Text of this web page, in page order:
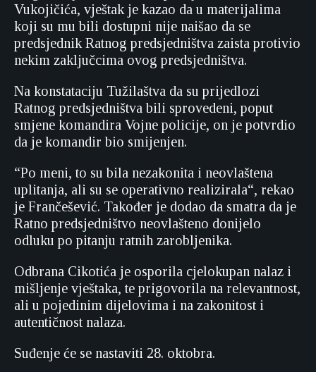
Vukojičića, vještak je kazao da u materijalima
koji su mu bili dostupni nije naišao da se
predsjednik Ratnog predsjedništva zaista protivio
nekim zaključcima ovog predsjedništva.
Na konstataciju Tužilaštva da su prijedlozi
Ratnog predsjedništva bili sprovedeni, poput
smjene komandira Vojne policije, on je potvrdio
da je komandir bio smijenjen.
“Po meni, to su bila nezakonita i neovlaštena
uplitanja, ali su se operativno realizirala“, rekao
je Frančešević. Također je dodao da smatra da je
Ratno predsjedništvo neovlašteno donijelo
odluku po pitanju ratnih zarobljenika.
Odbrana Cikotića je osporila cjelokupan nalaz i
mišljenje vještaka, te prigovorila na relevantnost,
ali u pojedinim dijelovima i na zakonitost i
autentičnost nalaza.
Suđenje će se nastaviti 28. oktobra.